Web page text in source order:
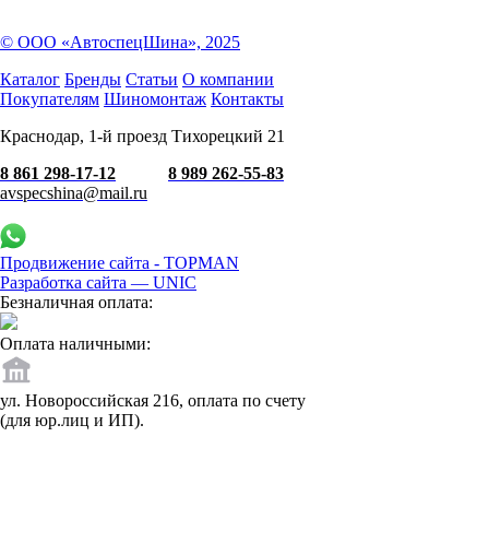
© ООО «АвтоспецШина», 2025
Каталог Бренды Статьи О компании
Покупателям Шиномонтаж Контакты
Краснодар, 1-й проезд Тихорецкий 21
8 861 298-17-12
8 989 262-55-83
avspecshina@mail.ru
Продвижение сайта - TOPMAN
Разработка сайта — UNIC
Безналичная оплата:
Оплата наличными:
ул. Новороссийская 216, оплата по счету
(для юр.лиц и ИП).